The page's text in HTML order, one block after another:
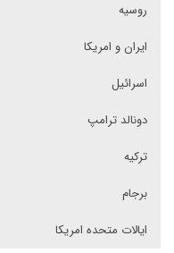
روسیه
ایران و امریکا
اسرائیل
دونالد ترامپ
ترکیه
برجام
ایالات متحده امریکا